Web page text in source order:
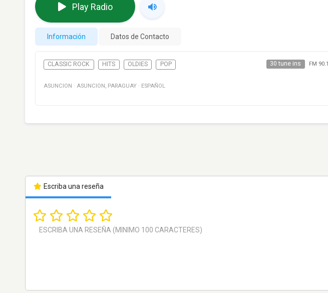
Play Radio
Información Datos de Contacto
CLASSIC ROCK HITS OLDIES POP 30 tune ins FM 90.1
ASUNCION · ASUNCION , PARAGUAY · ESPAÑOL
Escriba una reseña